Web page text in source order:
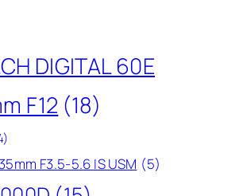
DIGITAL 60E
F12 (18)
F3.5-5.6 IS USM (5)